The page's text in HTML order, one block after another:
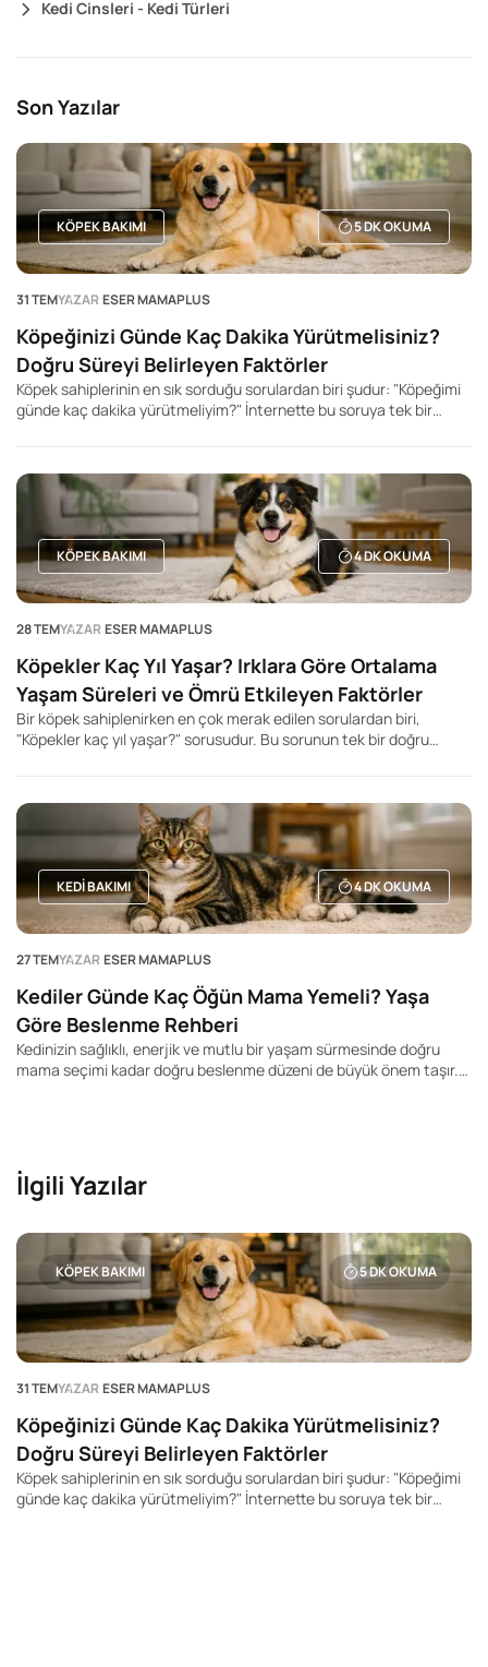
Kedi Cinsleri - Kedi Türleri
Son Yazılar
KÖPEK BAKIMI 5DK OKUMA
31 TEMYAZAR ESER MAMAPLUS
Köpeğinizi Günde Kaç Dakika Yürütmelisiniz?
Doğru Süreyi Belirleyen Faktörler
Köpek sahiplerinin en sık sorduğu sorulardan biri şudur: "Köpeğimi
günde kaç dakika yürütmeliyim?" İnternette bu soruya tek bir
köpek için geçerli tek bir yürüyüş süresi yoktur.
KÖPEK BAKIMI 4DK OKUMA
28 TEMYAZAR ESER MAMAPLUS
Köpekler Kaç Yıl Yaşar? Irklara Göre Ortalama
Yaşam Süreleri ve Ömrü Etkileyen Faktörler
Bir köpek sahiplenirken en çok merak edilen sorulardan biri,
"Köpekler kaç yıl yaşar?" sorusudur. Bu sorunun tek bir doğru
önemli ölçüde etkileyebilir. Genel olarak küçük ırk köpeklerin daha
uzun yaşadığı, büyük ve dev ırkların ise daha kısa yaşam sürelerine
sahip olduğu bilinir. Ancak bu durum kesin bir kural değildir. Aynı
ırka mensup iki köpek bile tamamen farklı yaşam sürelerine sahip
olabilir.KEDI BAKIMI 4DK OKUMA
27 TEMYAZAR ESER MAMAPLUS
Kediler Günde Kaç Öğün Mama Yemeli? Yaşa
Göre Beslenme Rehberi
Kedinizin sağlıklı, enerjik ve mutlu bir yaşam sürmesinde doğru
mama seçimi kadar doğru beslenme düzeni de büyük önem taşır.
İlgili Yazılar
KÖPEK BAKIMI 5DK OKUMA
31 TEMYAZAR ESER MAMAPLUS
Köpeğinizi Günde Kaç Dakika Yürütmelisiniz?
Doğru Süreyi Belirleyen Faktörler
Köpek sahiplerinin en sık sorduğu sorulardan biri şudur: "Köpeğimi
günde kaç dakika yürütmeliyim?" İnternette bu soruya tek bir